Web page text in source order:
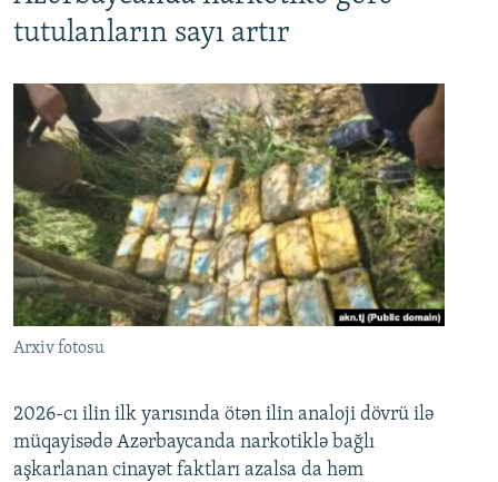
tutulanların sayı artır
Arxiv fotosu
2026-cı ilin ilk yarısında ötən ilin analoji dövrü ilə
müqayisədə Azərbaycanda narkotiklə bağlı
aşkarlanan cinayət faktları azalsa da həm